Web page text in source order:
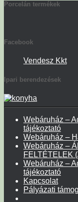
Porcelán termékek
Facebook
Vendesz Kkt
Ipari berendezések
Webáruház –
tájékoztató
Webáruház –
Webáruház –
FELTÉTELEK
Webáruház –
tájékoztató
Kapcsolat
Pályázati